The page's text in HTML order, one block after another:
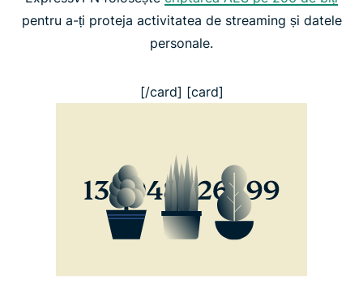
pentru a-ți proteja activitatea de streaming și datele
personale.
[/card] [card]